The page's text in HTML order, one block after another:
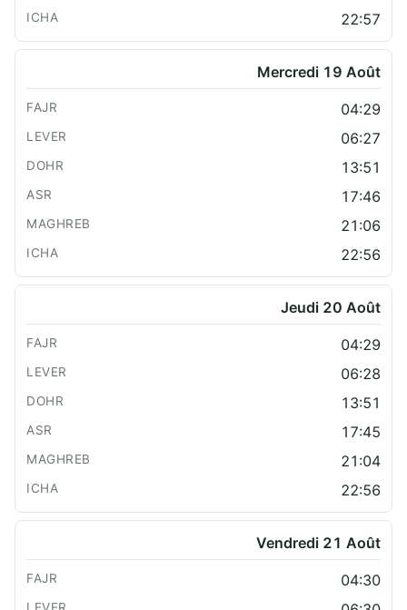
22:57
Mercredi 19 Août
04:29
06:27
13:51
17:46
21:06
22:56
Jeudi 20 Août
04:29
06:28
13:51
17:45
21:04
22:56
Vendredi 21 Août
04:30